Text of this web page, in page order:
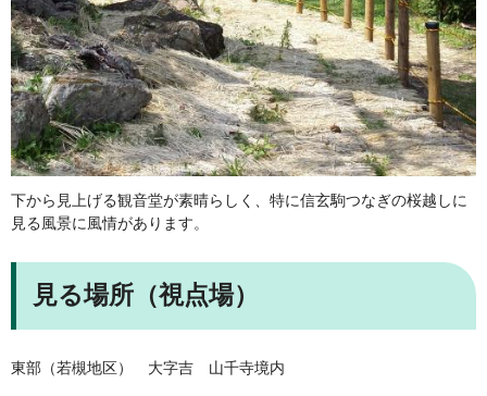
下から見上げる観音堂が素晴らしく、特に信玄駒つなぎの桜越しに
見る風景に風情があります。
見る場所（視点場）
東部（若槻地区） 大字吉 山千寺境内